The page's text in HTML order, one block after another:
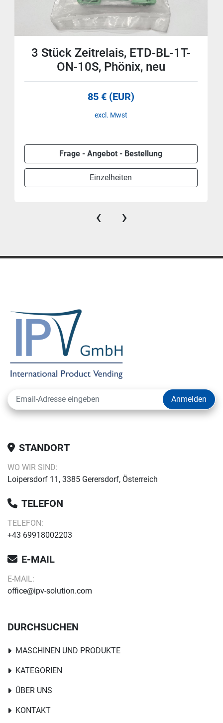
3 Stück Zeitrelais, ETD-BL-1T-
ON-10S, Phönix, neu
85 € (EUR)
excl. Mwst
Frage - Angebot - Bestellung
Einzelheiten
‹ ›
Anmelden
STANDORT
WO WIR SIND:
Loipersdorf 11, 3385 Gerersdorf, Österreich
TELEFON
TELEFON:
+43 69918002203
E-MAIL
E-MAIL:
office@ipv-solution.com
DURCHSUCHEN
MASCHINEN UND PRODUKTE
KATEGORIEN
ÜBER UNS
KONTAKT